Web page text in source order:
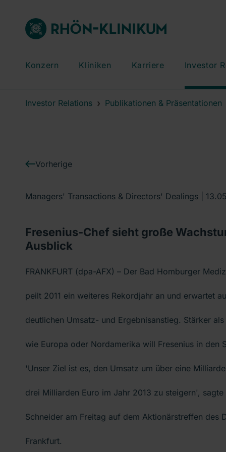
Konzern Kliniken Karriere Investor
Investor Relations Publikationen & Präsentationen
Vorherige
Managers' Transactions & Directors' Dealings |
Fresenius-Chef sieht große
Ausblick
FRANKFURT (dpa-AFX) – Der Bad Homburger
peilt 2011 ein weiteres Rekordjahr an und erwartet
deutlichen Umsatz- und Ergebnisanstieg. Stärker
wie Europa oder Nordamerika will Fresenius in den
'Unser Ziel ist es, den Umsatz um über eine
drei Milliarden Euro im Jahr 2013 zu steigern',
Schneider am Freitag auf dem Aktionärstreffen des
Frankfurt.